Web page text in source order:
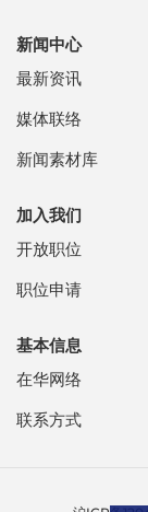
新闻中心
最新资讯
媒体联络
新闻素材库
加入我们
开放职位
职位申请
基本信息
在华网络
联系方式